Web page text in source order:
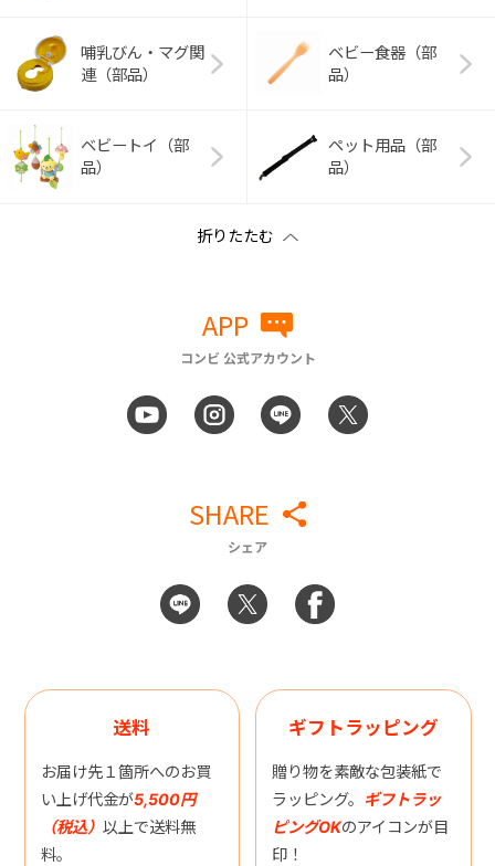
哺乳びん・マグ関
連（部品）
ベビー食器（部
品）
ベビートイ（部
品）
ペット用品（部
品）
APP
コンビ 公式アカウント
SHARE
シェア
送料
お届け先１箇所へのお買
い上げ代金が5,500円
（税込） 以上で送料無
料。
ギフトラッピング
贈り物を素敵な包装紙で
ラッピング。 ギフトラッ
ピングOKのアイコンが目
印！